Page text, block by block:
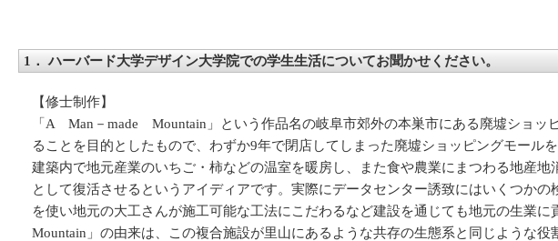
1． ハーバード大学デザイン大学院での学生生活についてお聞かせください。
【修士制作】
「A Man－made Mountain」という作品名の岐阜市郊外の本巣市にある廃墟ショ
ることを目的としたもので、わずか9年で閉店してしまった廃墟ショッピングモー
建築内で地元産業のいちご・柿などの温室を暖房し、また食や農業にまつわる地産
として復活させるというアイディアです。実際にデータセンター誘致にはいくつか
を使い地元の大工さんが施工可能な工法にこだわるなど建設を通じても地元の生
Mountain」の由来は、この複合施設が里山にあるような共存の生態系と同じような